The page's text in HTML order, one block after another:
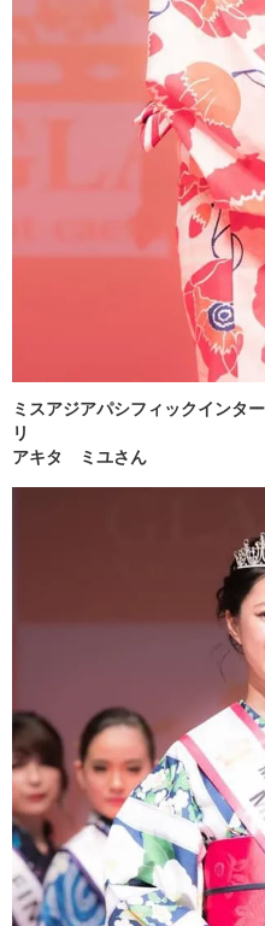
ミスアジアパシフィックインタ
リ
アキタ ミユさん